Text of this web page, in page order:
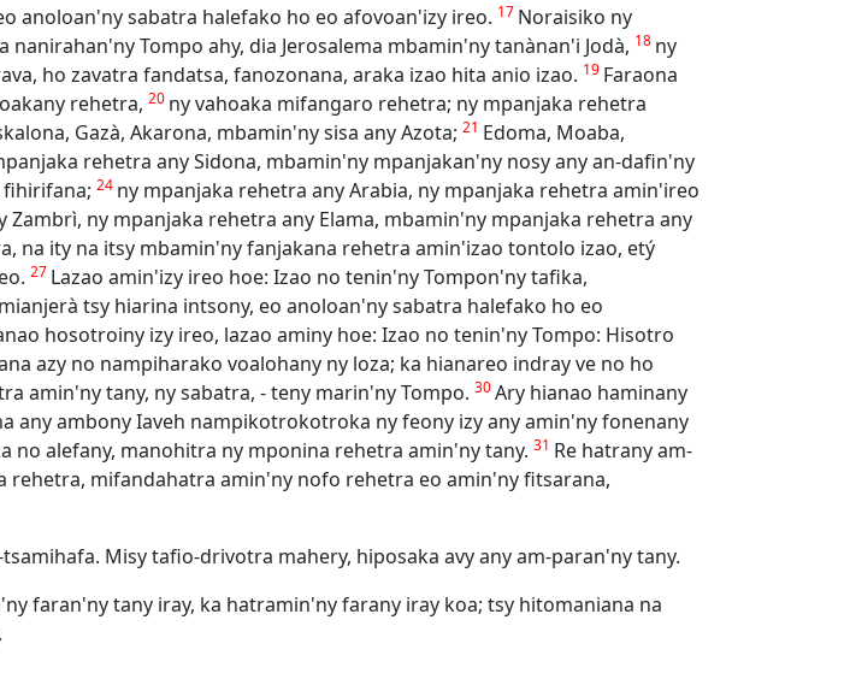
anoloan'ny sabatra halefako ho eo afovoan'izy ireo. 17 Noraisiko ny
Tompo ahy, dia Jerosalema mbamin'ny tanànan'i Jodà, 18 ny
ho zavatra fandatsa, fanozonana, araka izao hita anio izao. 19 Faraona
rehetra, 20 ny vahoaka mifangaro rehetra; ny mpanjaka rehetra
Gazà, Akarona, mbamin'ny sisa any Azota; 21 Edoma, Moaba,
rehetra any Sidona, mbamin'ny mpanjakan'ny nosy any an-dafin'ny
fihirifana; 24 ny mpanjaka rehetra any Arabia, ny mpanjaka rehetra amin'ireo
Zambrì, ny mpanjaka rehetra any Elama, mbamin'ny mpanjaka rehetra any
na ity na itsy mbamin'ny fanjakana rehetra amin'izao tontolo izao, etý
27 Lazao amin'izy ireo hoe: Izao no tenin'ny Tompon'ny tafika,
tsy hiarina intsony, eo anoloan'ny sabatra halefako ho eo
hosotroiny izy ireo, lazao aminy hoe: Izao no tenin'ny Tompo: Hisotro
azy no nampiharako voalohany ny loza; ka hianareo indray ve no ho
amin'ny tany, ny sabatra, - teny marin'ny Tompo. 30Ary hianao haminany
any ambony Iaveh nampikotrokotroka ny feony izy any amin'ny fonenany
no alefany, manohitra ny mponina rehetra amin'ny tany. 31 Re hatrany am-
mifandahatra amin'ny nofo rehetra eo amin'ny fitsarana,
Misy tafio-drivotra mahery, hiposaka avy any am-paran'ny tany.
faran'ny tany iray, ka hatramin'ny farany iray koa; tsy hitomaniana na